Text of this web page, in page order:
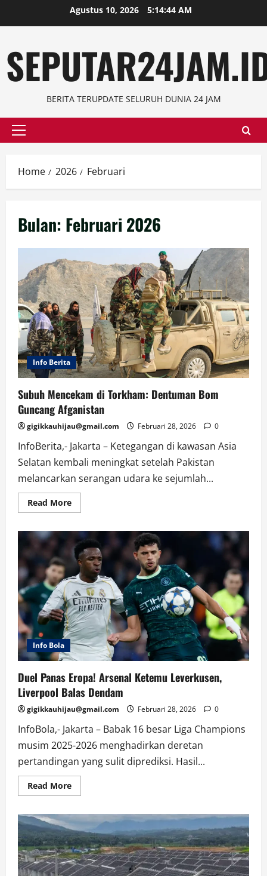
to
Agustus 10, 2026 5:14:45 AM
BERITA TERUPDATE SELURUH DUNIA 24 JAM
Primary
Home 2026 Februari
Bulan: Februari 2026
Info Berita
Subuh Mencekam di Torkham: Dentuman Bom
Guncang Afganistan
gigikkauhijau@gmail.com Februari 28, 2026 0
InfoBerita,- Jakarta – Ketegangan di kawasan Asia
Selatan kembali meningkat setelah Pakistan
melancarkan serangan udara ke sejumlah...
Read MoreRead
more
Mencekam
di
Torkham:
Dentuman
Bom
Guncang
Afganistan
Info Bola
Duel Panas Eropa! Arsenal Ketemu Leverkusen,
Liverpool Balas Dendam
gigikkauhijau@gmail.com Februari 28, 2026 0
InfoBola,- Jakarta – Babak 16 besar Liga Champions
musim 2025-2026 menghadirkan deretan
pertandingan yang sulit diprediksi. Hasil...
Read MoreRead
more
Panas
Eropa!
Arsenal
Ketemu
Leverkusen,
Liverpool
Balas